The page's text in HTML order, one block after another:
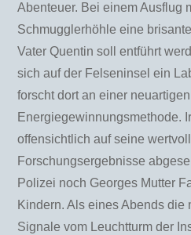
Abenteuer. Bei einem Ausflug
Schmugglerhöhle eine
Vater Quentin soll entführt
sich auf der Felseninsel ein
forscht dort an einer neuartigen
Energiegewinnungsmethode.
offensichtlich auf seine
Forschungsergebnisse
Polizei noch Georges Mutter
Kindern. Als eines Abends die
Signale vom Leuchtturm der